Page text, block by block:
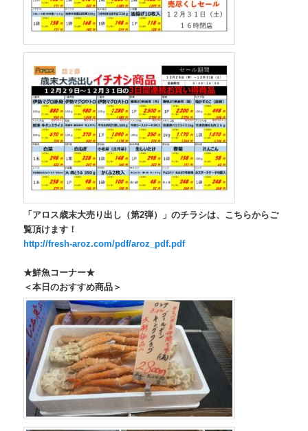
「アロス歳末大売り出し（第2弾）」のチラシは、こちらからご
覧頂けます！
http://fresh-aroz.com/pdf/aroz_pdf.pdf
★鮮魚コーナー★
＜本日のおすすめ商品＞